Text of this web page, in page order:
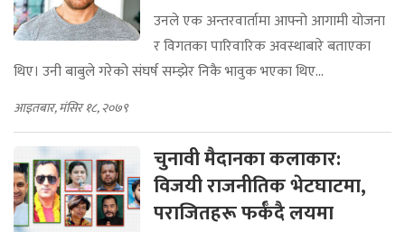
उनले एक अन्तरवार्तामा आफ्नो आगामी योजना
र विगतका पारिवारिक अवस्थाबारे बताएका
थिए। उनी बाबुले गरेको संघर्ष सम्झेर निकै भावुक भएका थिए...
आइतबार, मंसिर १८, २०७९
चुनावी मैदानका कलाकार:
विजयी राजनीतिक भेटघाटमा,
पराजितहरू फर्कँदै लयमा